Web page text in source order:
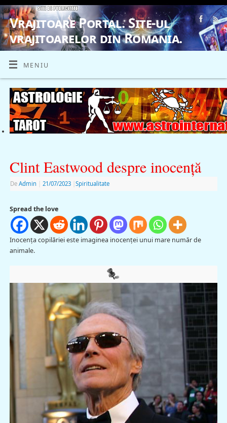
Vrajitoare Portal. Site-ul
vrajitoarelor din Romania.
VRAJITOARE, VRAJITOARELE, VRAJITOARE
MENIU
Clint Eastwood despre inocenţă
De Admin 21/07/2023 Spiritualitate
Spread the love
Inocenţa copilăriei este imaginea inocenţei unui mare număr de
animale.